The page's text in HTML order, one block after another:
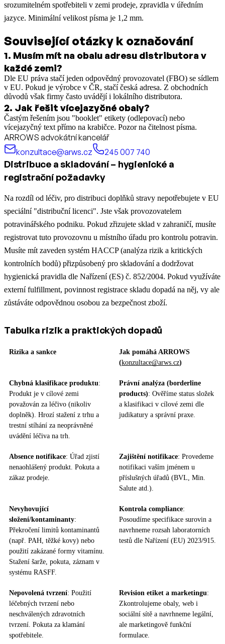
srozumitelném spotřebiteli v zemi prodeje, zpravidla v úředním
jazyce. Minimální velikost písma je 1,2 mm.
Související otázky k označování
1. Musím mít na obalu adresu distributora v
každé zemi?
Dle EU práva stačí jeden odpovědný provozovatel (FBO) se sídlem
v EU. Pokud je výrobce v ČR, stačí česká adresa. Z obchodních
důvodů však firmy často uvádějí i lokálního distributora.
2. Jak řešit vícejazyčné obaly?
Častým řešením jsou "booklet" etikety (odlepovací) nebo
vícejazyčný text přímo na krabičce. Pozor na čitelnost písma.
ARROWS advokátní kancelář
konzultace@arws.cz
245 007 740
Distribuce a skladování – hygienické a
registrační požadavky
Na rozdíl od léčiv, pro distribuci doplňků stravy nepotřebujete v EU
speciální "distribuční licenci". Jste však provozovatelem
potravinářského podniku. Pokud zřizujete sklad v zahraničí, musíte
registrovat tuto provozovnu u místního úřadu pro kontrolu potravin.
Musíte mít zaveden systém HACCP (analýza rizik a kritických
kontrolních bodů) přizpůsobený pro skladování a dodržovat
hygienická pravidla dle Nařízení (ES) č. 852/2004. Pokud využíváte
externí fulfillment, povinnost registrace skladu dopadá na něj, vy ale
zůstáváte odpovědnou osobou za bezpečnost zboží.
Tabulka rizik a praktických dopadů
Rizika a sankce
Jak pomáhá ARROWS
(konzultace@arws.cz)
Chybná klasifikace produktu:
Produkt je v cílové zemi
považován za léčivo (nikoliv
doplněk). Hrozí stažení z trhu a
trestní stíhání za neoprávněné
uvádění léčiva na trh.
Právní analýza (borderline
products): Ověříme status složek
a klasifikaci v cílové zemi dle
judikatury a správní praxe.
Absence notifikace: Úřad zjistí
nenaohlášený produkt. Pokuta a
zákaz prodeje.
Zajištění notifikace: Provedeme
notifikaci vaším jménem u
příslušných úřadů (BVL, Min.
Salute atd.).
Nevyhovující
složení/kontaminanty:
Překročení limitů kontaminantů
(např. PAH, těžké kovy) nebo
použití zakázané formy vitamínu.
Stažení šarže, pokuta, záznam v
systému RASFF.
Kontrola compliance:
Posoudíme specifikace surovin a
navrhneme rozsah laboratorních
testů dle Nařízení (EU) 2023/915.
Nepovolená tvrzení: Použití
léčebných tvrzení nebo
neschválených zdravotních
tvrzení. Pokuta za klamání
spotřebitele.
Revision etiket a marketingu:
Zkontrolujeme obaly, web i
sociální sítě a navrhneme legální,
ale marketingově funkční
formulace.